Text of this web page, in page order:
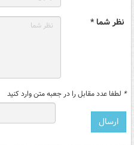
نظر شما *
* لطفا عدد مقابل را در جعبه متن وارد کنید